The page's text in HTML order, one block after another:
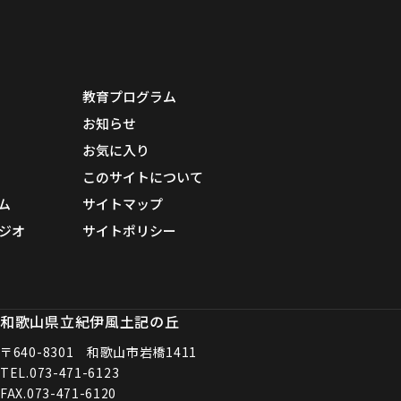
オ
教育プログラム
お知らせ
お気に入り
このサイトについて
サイトマップ
サイトポリシー
和歌山県立紀伊風土記の丘
〒640-8301 和歌山市岩橋1411
TEL.073-471-6123
FAX.073-471-6120